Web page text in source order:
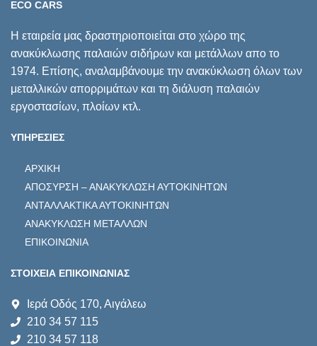
ECO CARS
Η εταιρεία μας δραστηριοποιείται στο χώρο της
ανακύκλωσης παλαιών σιδήρων και μετάλλων απο το
1974. Επίσης, αναλαμβάνουμε την ανακύκλωση όλων των
μεταλλικών απορριμάτων και τη διάλυση παλαιών
εργοστασίων, πλοίων κτλ.
ΥΠΗΡΕΣΙΕΣ
ΑΡΧΙΚΗ
ΑΠΟΣΥΡΣΗ – ΑΝΑΚΥΚΛΩΣΗ ΑΥΤΟΚΙΝΗΤΩΝ
ΑΝΤΑΛΛΑΚΤΙΚΑ ΑΥΤΟΚΙΝΗΤΩΝ
ΑΝΑΚΥΚΛΩΣΗ ΜΕΤΑΛΛΩΝ
ΕΠΙΚΟΙΝΩΝΙΑ
ΣΤΟΙΧΕΙΑ ΕΠΙΚΟΙΝΩΝΙΑΣ
Ιερά Οδός 170, Αιγάλεω
210 34 57 115
210 34 57 118